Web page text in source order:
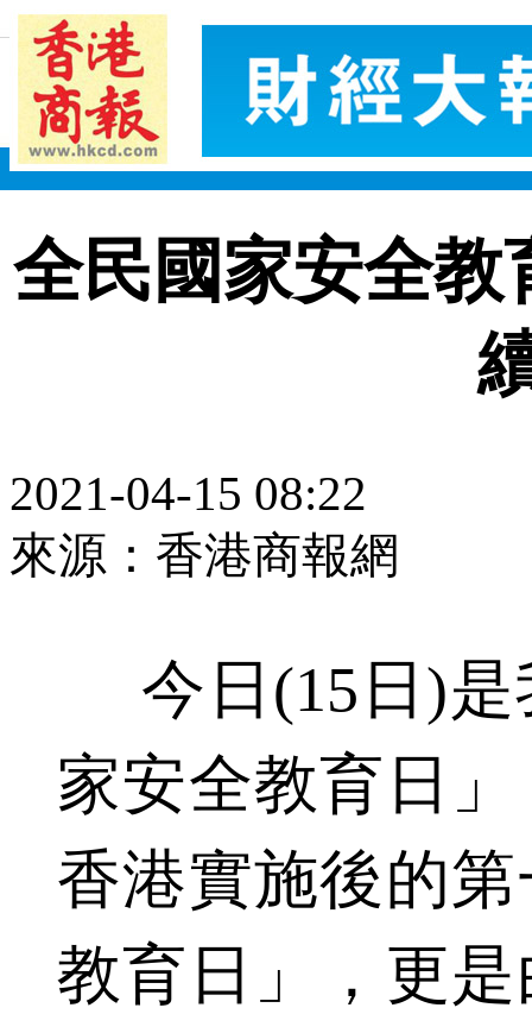
全民國家安全教
2021-04-15 08:22
來源：香港商報網
今日(15日)是
家安全教育日
香港實施後的
教育日」，更